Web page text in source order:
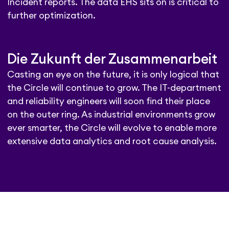
Incident reports. The data EHS sits on is critical to
further optimization.
Die Zukunft der Zusammenarbeit
Casting an eye on the future, it is only logical that
the Circle will continue to grow. The IT-department
and reliability engineers will soon find their place
on the outer ring. As industrial environments grow
ever smarter, the Circle will evolve to enable more
extensive data analytics and root cause analysis.